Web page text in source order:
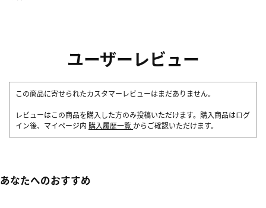
ユーザーレビュー
この商品に寄せられたカスタマーレビューはまだありません。
レビューはこの商品を購入した方のみ投稿いただけます。購入商品はログ
イン後、マイページ内 購入履歴一覧 からご確認いただけます。
あなたへのおすすめ